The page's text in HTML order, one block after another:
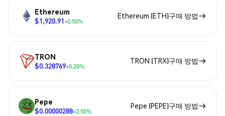
Ethereum
$1,920.91+0.50%
Ethereum (ETH)구매 방법
TRON
$0.328769+0.20%
TRON (TRX)구매 방법
Pepe
$0.00000288+2.50%
Pepe (PEPE)구매 방법